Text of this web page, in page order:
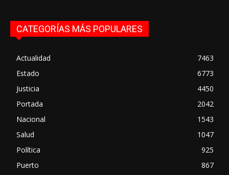
CATEGORÍAS MÁS POPULARES
Actualidad
7463
Estado
6773
Justicia
4450
Portada
2042
Nacional
1543
Salud
1047
Política
925
Puerto
867